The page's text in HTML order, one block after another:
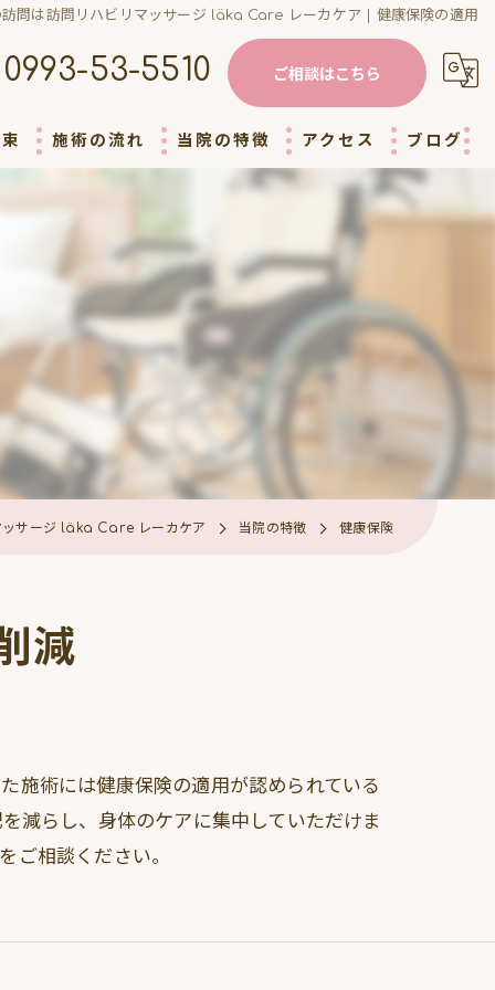
問は訪問リハビリマッサージ läka Care レーカケア | 健康保険の適用
0993-53-5510 ご相談はこちら
施術の流れ 当院の特徴
障がい者
健康保険
介護施設
アクセス ブログ
コラム
ッサージ läka Care レーカケア 当院の特徴 健康保険
減
施術には健康保険の適用が認められている
減らし、身体のケアに集中していただけま
ご相談ください。